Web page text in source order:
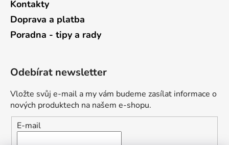
Kontakty
Doprava a platba
Poradna - tipy a rady
Odebírat newsletter
Vložte svůj e-mail a my vám budeme zasílat informace o
nových produktech na našem e-shopu.
E-mail